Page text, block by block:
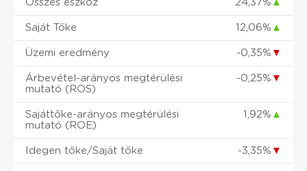
Összes eszköz 24,37% ▲
Saját Tőke 12,06% ▲
Üzemi eredmény -0,35% ▼
Árbevétel-arányos megtérülési
mutató (ROS)
-0,25% ▼
Sajáttőke-arányos megtérülési
mutató (ROE)
1,92% ▲
Idegen tőke/Saját tőke -3,35% ▼